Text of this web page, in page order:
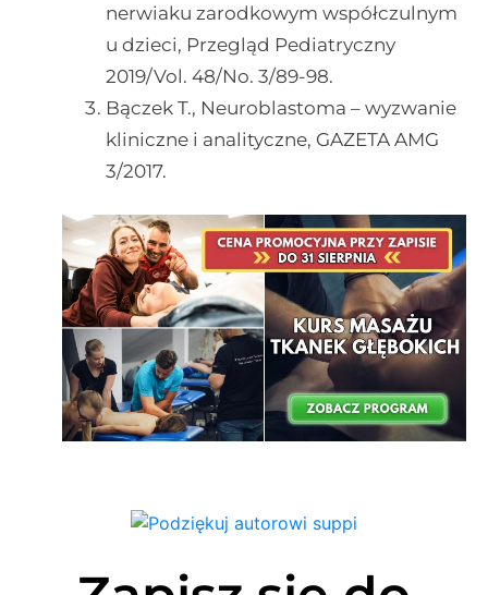
nerwiaku zarodkowym współczulnym
u dzieci, Przegląd Pediatryczny
2019/Vol. 48/No. 3/89-98.
Bączek T., Neuroblastoma – wyzwanie
kliniczne i analityczne, GAZETA AMG
3/2017.